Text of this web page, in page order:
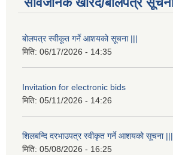
बोलपत्र स्वीकूत गर्ने आशयको सूचना |||
मिति: 06/17/2026 - 14:35
Invitation for electronic bids
मिति: 05/11/2026 - 14:26
शिलबन्दि दरभाउपत्र स्वीकृत गर्ने आशयको सूचना |||
मिति: 05/08/2026 - 16:25